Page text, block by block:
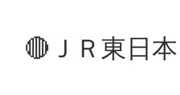
🔴ＪＲ東日